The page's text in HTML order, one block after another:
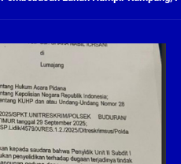
Pembebasan Lahan Segera Rampung,
Peduli Warga Miskin, Bupati Sidoarjo
Pembebasan Lahan Hampir Rampung,
Terima aduan warga, Komisi A cari